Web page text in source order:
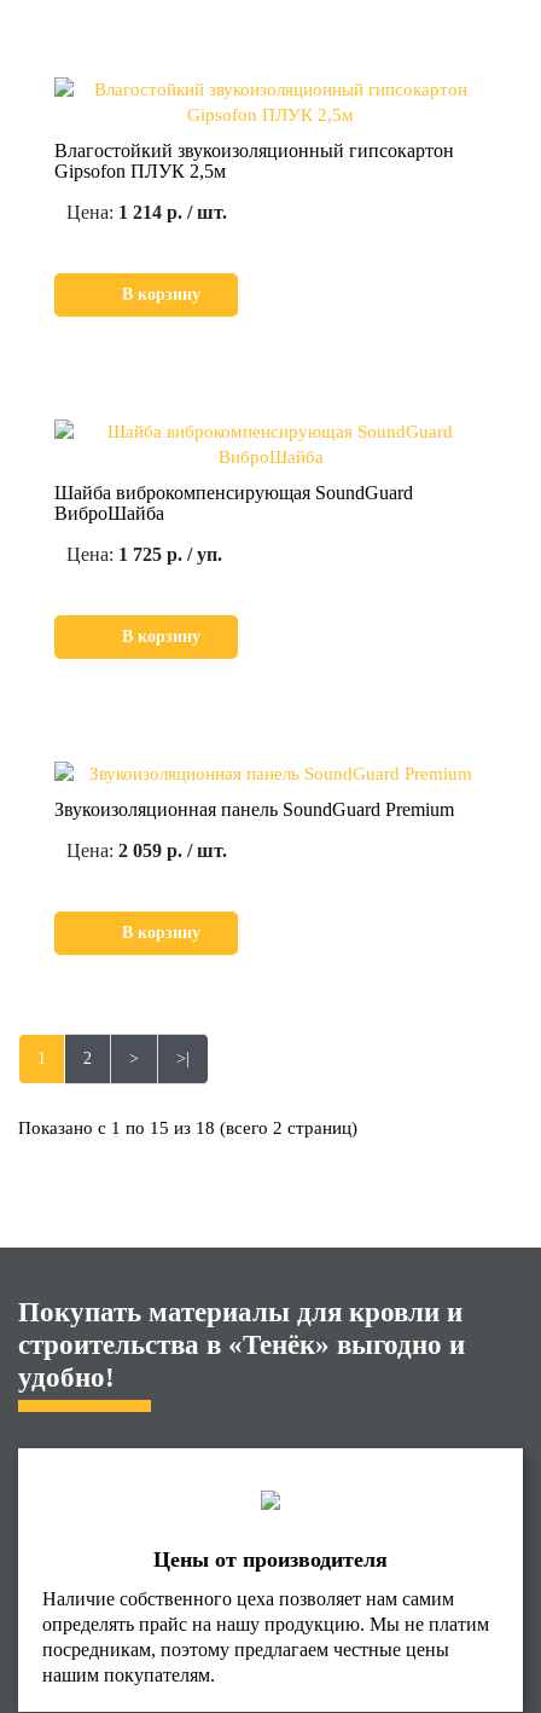
Влагостойкий звукоизоляционный гипсокартон
Gipsofon ПЛУК 2,5м
Цена: 1 214 р. / шт.
В корзину
Шайба виброкомпенсирующая SoundGuard
ВиброШайба
Цена: 1 725 р. / уп.
В корзину
Звукоизоляционная панель SoundGuard Premium
Цена: 2 059 р. / шт.
В корзину
1 2 > >|
Показано с 1 по 15 из 18 (всего 2 страниц)
Покупать материалы для кровли и
строительства в «Тенёк» выгодно и
удобно!
Цены от производителя
Наличие собственного цеха позволяет нам самим
определять прайс на нашу продукцию. Мы не платим
посредникам, поэтому предлагаем честные цены
нашим покупателям.